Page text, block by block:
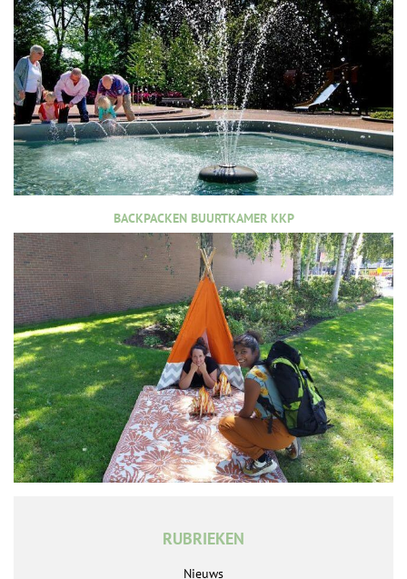
BACKPACKEN BUURTKAMER KKP
RUBRIEKEN
Nieuws